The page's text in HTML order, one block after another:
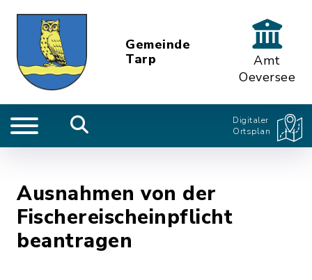
Gemeinde
Tarp
Amt
Oeversee
Digitaler
Ortsplan
Ausnahmen von der
Fischereischeinpflicht
beantragen